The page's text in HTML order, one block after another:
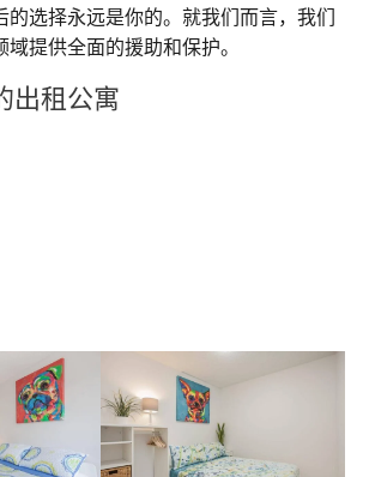
的选择永远是你的。就我们而言，我们
提供全面的援助和保护。
出租公寓